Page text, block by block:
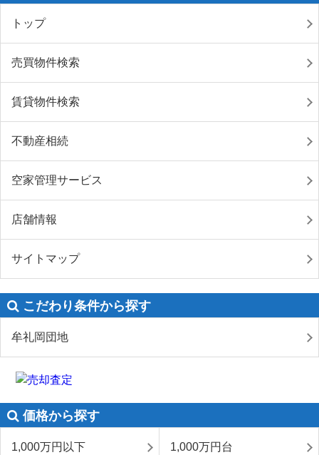
トップ
売買物件検索
賃貸物件検索
不動産相続
空家管理サービス
店舗情報
サイトマップ
こだわり条件から探す
牟礼岡団地
価格から探す
1,000万円以下 1,000万円台